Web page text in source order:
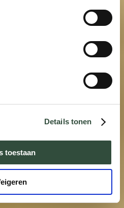
Details tonen
toestaan